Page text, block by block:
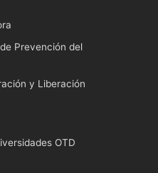
Prevención del
y Liberación
OTD